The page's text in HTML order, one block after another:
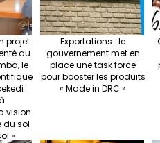
projet
au
le
vision
du sol
»
Exportations : le
gouvernement met en
place une task force
pour booster les produits
« Made in DRC »